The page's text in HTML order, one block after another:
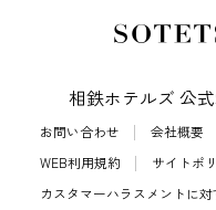
相鉄ホテルズ 公式
お問い合わせ 会社概要
WEB利用規約
サイトポ
カスタマーハラスメントに